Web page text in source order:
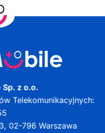
z o.o.
Telekomunikacyjnych:
02-796 Warszawa